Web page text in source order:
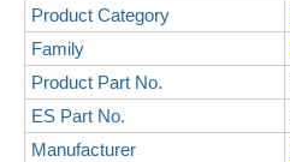
Product Category
Family
Product Part No.
ES Part No.
Manufacturer